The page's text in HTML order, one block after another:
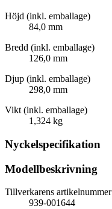
Höjd (inkl. emballage)
84,0 mm
Bredd (inkl. emballage)
126,0 mm
Djup (inkl. emballage)
298,0 mm
Vikt (inkl. emballage)
1,324 kg
Nyckelspecifikation
Modellbeskrivning
Tillverkarens artikelnummer
939-001644